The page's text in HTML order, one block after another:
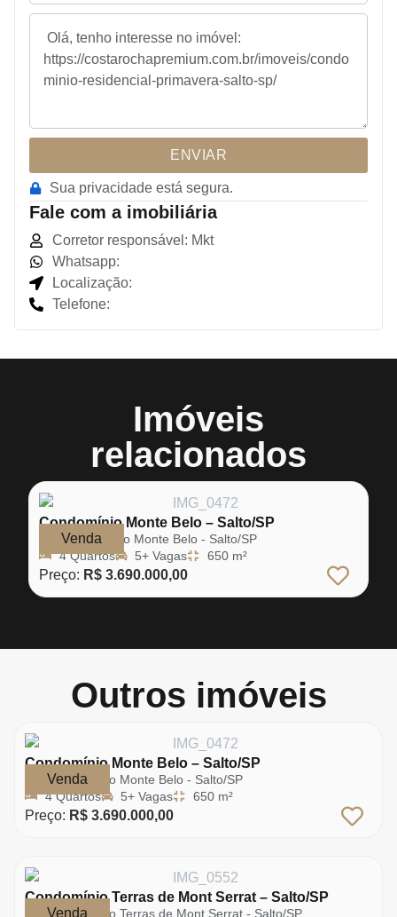
ENVIAR
Sua privacidade está segura.
Fale com a imobiliária
Corretor responsável: Mkt
Whatsapp:
Localização:
Telefone:
Imóveis
relacionados
Venda
Condomínio Monte Belo – Salto/SP
Condomínio Monte Belo - Salto/SP
4 Quartos
5+ Vagas 650 m²
Preço: R$ 3.690.000,00
Outros imóveis
Venda
Condomínio Monte Belo – Salto/SP
Condomínio Monte Belo - Salto/SP
4 Quartos
5+ Vagas 650 m²
Preço: R$ 3.690.000,00
Venda
Condomínio Terras de Mont Serrat – Salto/SP
Condomínio Terras de Mont Serrat - Salto/SP